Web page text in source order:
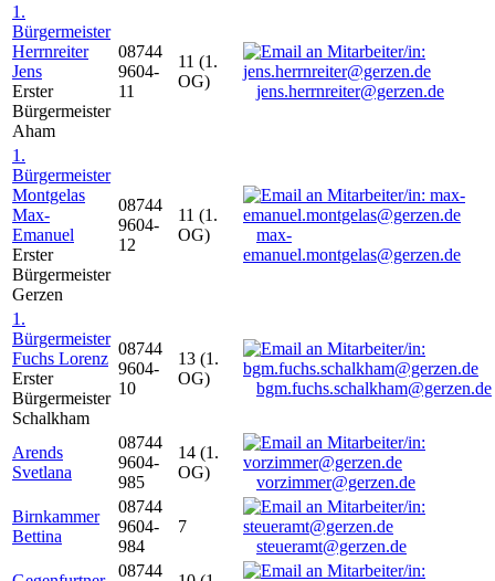
1.
Bürgermeister
Herrnreiter
Jens
Erster
Bürgermeister
Aham
08744
9604-
11
11 (1.
OG)
jens.herrnreiter@gerzen.de
1.
Bürgermeister
Montgelas
Max-
Emanuel
Erster
Bürgermeister
Gerzen
08744
9604-
12
11 (1.
OG)
max-
emanuel.montgelas@gerzen.de
1.
Bürgermeister
Fuchs Lorenz
Erster
Bürgermeister
Schalkham
08744
9604-
10
13 (1.
OG)
bgm.fuchs.schalkham@gerzen.de
Arends
Svetlana
08744
9604-
985
14 (1.
OG)
vorzimmer@gerzen.de
Birnkammer
Bettina
08744
9604-
984
7
steueramt@gerzen.de
08744